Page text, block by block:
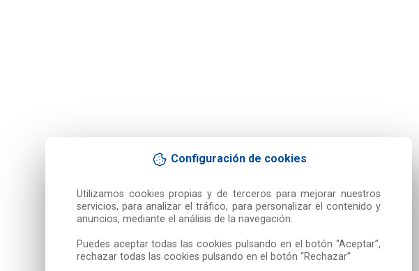
Configuración de cookies
Utilizamos cookies propias y de terceros para mejorar nuestros
servicios, para analizar el tráfico, para personalizar el contenido y
anuncios, mediante el análisis de la navegación.
Puedes aceptar todas las cookies pulsando en el botón “Aceptar”,
rechazar todas las cookies pulsando en el botón “Rechazar”